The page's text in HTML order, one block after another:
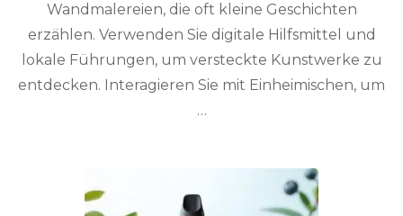
Wandmalereien, die oft kleine Geschichten
erzählen. Verwenden Sie digitale Hilfsmittel und
lokale Führungen, um versteckte Kunstwerke zu
entdecken. Interagieren Sie mit Einheimischen, um
…